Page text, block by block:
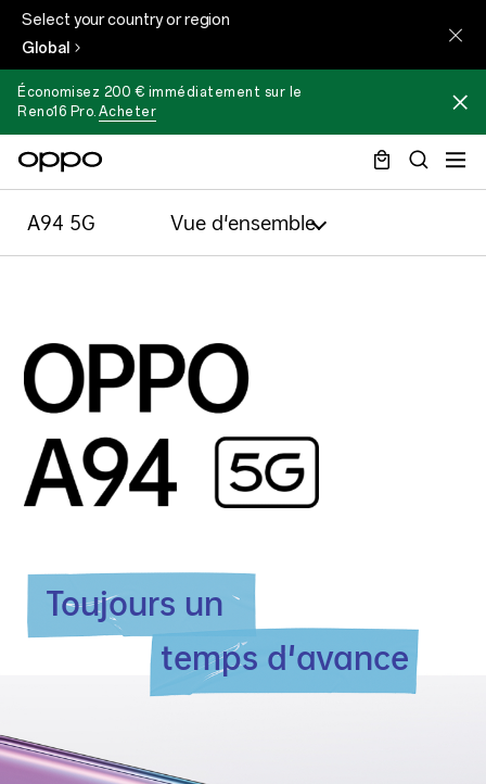
Select your country or region
Global
Économisez 200 € immédiatement sur le
Reno16 Pro. Acheter
A94 5G Vue d‘ensemble
Toujours un
temps d'avance